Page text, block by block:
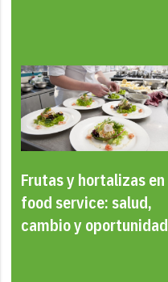
Frutas y hortalizas en
food service: salud,
cambio y oportunidad